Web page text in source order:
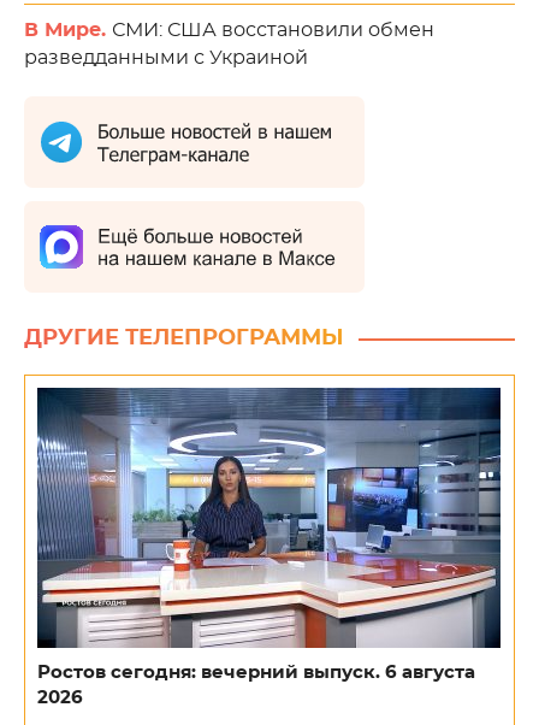
В Мире. СМИ: США восстановили обмен
разведданными с Украиной
ДРУГИЕ ТЕЛЕПРОГРАММЫ
Ростов сегодня: вечерний выпуск. 6 августа
2026